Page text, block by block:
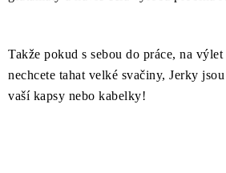
Takže pokud s sebou do práce, na výlet
nechcete tahat velké svačiny, Jerky
vaší kapsy nebo kabelky!